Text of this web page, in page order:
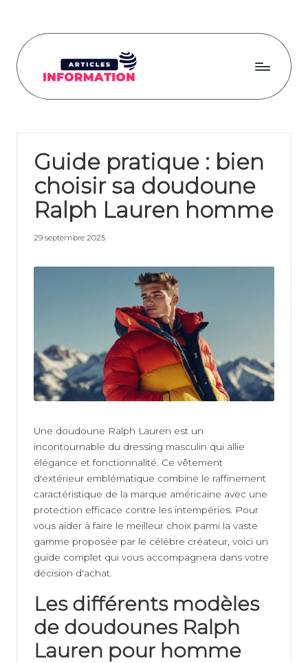
content
A
e
s
in
fo
r
n
Guide pratique : bien
choisir sa doudoune
Ralph Lauren homme
29 septembre 2025
Une doudoune Ralph Lauren est un
incontournable du dressing masculin qui allie
élégance et fonctionnalité. Ce vêtement
d'extérieur emblématique combine le raffinement
caractéristique de la marque américaine avec une
protection efficace contre les intempéries. Pour
vous aider à faire le meilleur choix parmi la vaste
gamme proposée par le célèbre créateur, voici un
guide complet qui vous accompagnera dans votre
décision d'achat.
Les différents modèles
de doudounes Ralph
Lauren pour homme